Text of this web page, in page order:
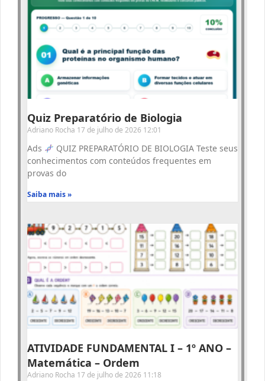
Quiz Preparatório de Biologia
Adriano Rocha 17 de julho de 2026 12:01
Ads
QUIZ PREPARATÓRIO DE BIOLOGIA Teste seus
conhecimentos com conteúdos frequentes em
provas do
Saiba mais »
ATIVIDADE FUNDAMENTAL I – 1º ANO –
Matemática – Ordem
Adriano Rocha 17 de julho de 2026 11:18